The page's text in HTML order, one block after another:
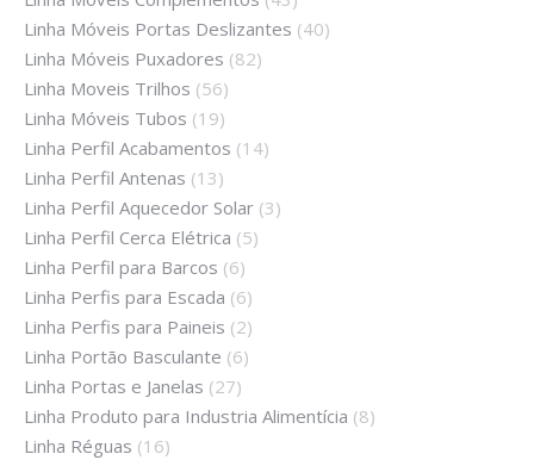
Linha Móveis Portas Deslizantes (40)
Linha Móveis Puxadores (82)
Linha Moveis Trilhos (56)
Linha Móveis Tubos (19)
Linha Perfil Acabamentos (14)
Linha Perfil Antenas (13)
Linha Perfil Aquecedor Solar (3)
Linha Perfil Cerca Elétrica (5)
Linha Perfil para Barcos (6)
Linha Perfis para Escada (6)
Linha Perfis para Paineis (2)
Linha Portão Basculante (6)
Linha Portas e Janelas (27)
Linha Produto para Industria Alimentícia (8)
Linha Réguas (16)